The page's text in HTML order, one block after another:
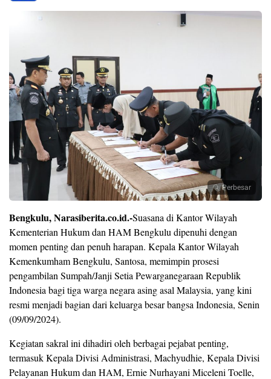
Perbesar
Bengkulu, Narasiberita.co.id.-Suasana di Kantor Wilayah
Kementerian Hukum dan HAM Bengkulu dipenuhi dengan
momen penting dan penuh harapan. Kepala Kantor Wilayah
Kemenkumham Bengkulu, Santosa, memimpin prosesi
pengambilan Sumpah/Janji Setia Pewarganegaraan Republik
Indonesia bagi tiga warga negara asing asal Malaysia, yang kini
resmi menjadi bagian dari keluarga besar bangsa Indonesia, Senin
(09/09/2024).
Kegiatan sakral ini dihadiri oleh berbagai pejabat penting,
termasuk Kepala Divisi Administrasi, Machyudhie, Kepala Divisi
Pelayanan Hukum dan HAM, Ernie Nurhayani Miceleni Toelle,